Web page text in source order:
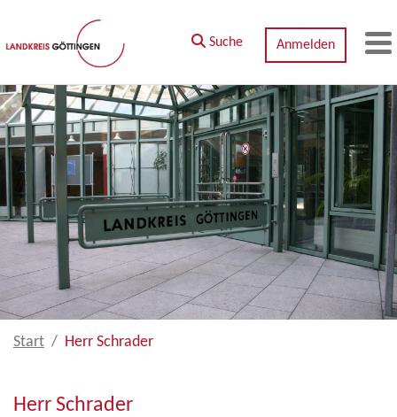
Zum Hauptinhalt springen
Suche Anmelden
Start Herr Schrader
Herr Schrader